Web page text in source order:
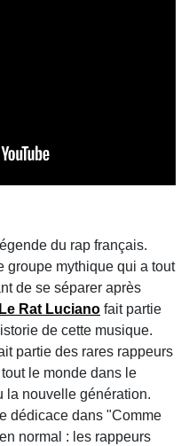
du rap français.
groupe mythique qui a tout
de se séparer après
Le Rat Luciano fait partie
de cette musique.
partie des rares rappeurs
le monde dans le
la nouvelle génération.
dédicace dans "Comme
normal : les rappeurs